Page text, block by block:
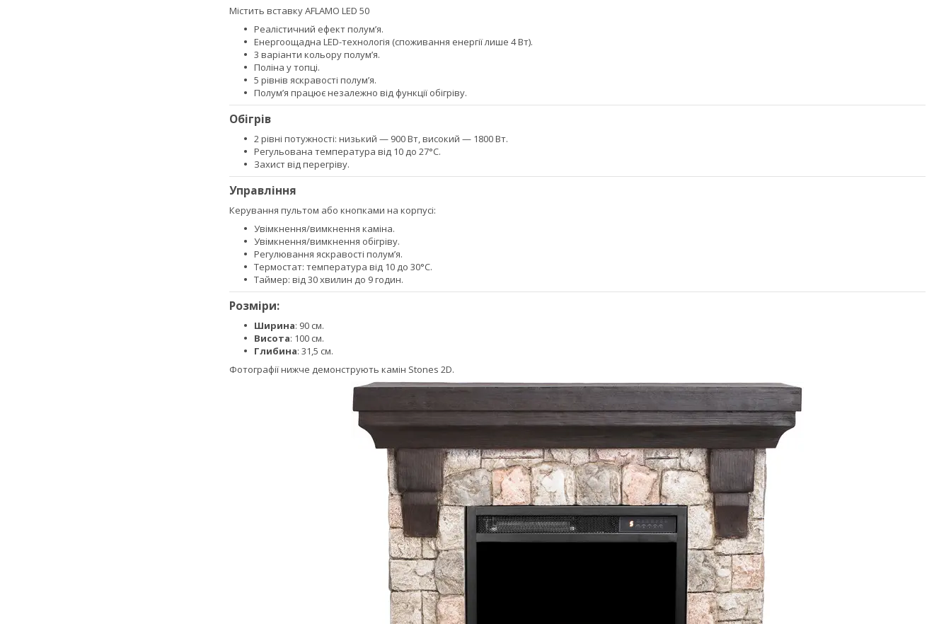
Містить вставку AFLAMO LED 50
Реалістичний ефект полум’я.
Енергоощадна LED-технологія (споживання енергії лише 4 Вт).
3 варіанти кольору полум’я.
Поліна у топці.
5 рівнів яскравості полум’я.
Полум’я працює незалежно від функції обігріву.
Обігрів
2 рівні потужності: низький — 900 Вт, високий — 1800 Вт.
Регульована температура від 10 до 27°C.
Захист від перегріву.
Управління
Керування пультом або кнопками на корпусі:
Увімкнення/вимкнення каміна.
Увімкнення/вимкнення обігріву.
Регулювання яскравості полум’я.
Термостат: температура від 10 до 30°C.
Таймер: від 30 хвилин до 9 годин.
Розміри:
Ширина: 90 см.
Висота: 100 см.
Глибина: 31,5 см.
Фотографії нижче демонструють камін Stones 2D.